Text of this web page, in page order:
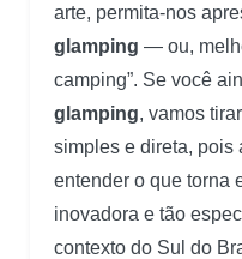
arte, permita-nos
glamping — ou,
camping”. Se você
glamping, vamos
simples e direta, pois
entender o que torna
inovadora e tão
contexto do Sul do